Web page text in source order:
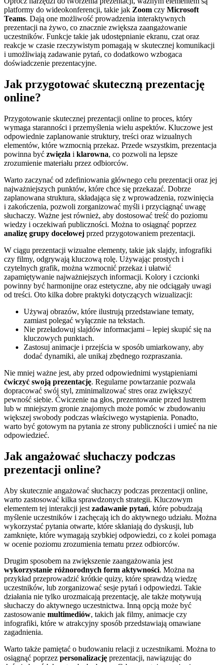
platformy do wideokonferencji, takie jak Zoom czy Microsoft
Teams. Dają one możliwość prowadzenia interaktywnych
prezentacji na żywo, co znacznie zwiększa zaangażowanie
uczestników. Funkcje takie jak udostępnianie ekranu, czat oraz
reakcje w czasie rzeczywistym pomagają w skutecznej komunikacji
i umożliwiają zadawanie pytań, co dodatkowo wzbogaca
doświadczenie prezentacyjne.
Jak przygotować skuteczną prezentację
online?
Przygotowanie skutecznej prezentacji online to proces, który
wymaga staranności i przemyślenia wielu aspektów. Kluczowe jest
odpowiednie zaplanowanie struktury, treści oraz wizualnych
elementów, które wzmocnią przekaz. Przede wszystkim, prezentacja
powinna być zwięzła i klarowna, co pozwoli na lepsze
zrozumienie materiału przez odbiorców.
Warto zaczynać od zdefiniowania głównego celu prezentacji oraz jej
najważniejszych punktów, które chce się przekazać. Dobrze
zaplanowana struktura, składająca się z wprowadzenia, rozwinięcia
i zakończenia, pozwoli zorganizować myśli i przyciągnąć uwagę
słuchaczy. Ważne jest również, aby dostosować treść do poziomu
wiedzy i oczekiwań publiczności. Można to osiągnąć poprzez
analizę grupy docelowej przed przygotowaniem prezentacji.
W ciągu prezentacji wizualne elementy, takie jak slajdy, infografiki
czy filmy, odgrywają kluczową rolę. Używając prostych i
czytelnych grafik, można wzmocnić przekaz i ułatwić
zapamiętywanie najważniejszych informacji. Kolory i czcionki
powinny być harmonijne oraz estetyczne, aby nie odciągały uwagi
od treści. Oto kilka dobre praktyki dotyczących wizualizacji:
Używaj obrazów, które ilustrują przedstawiane tematy,
zamiast polegać wyłącznie na tekstach.
Nie przeładowuj slajdów informacjami – lepiej skupić się na
kluczowych punktach.
Zastosuj animacje i przejścia w sposób umiarkowany, aby
dodać dynamiki, ale unikaj zbędnego rozpraszania.
Nie mniej ważne jest, aby przed odpowiednimi wystąpieniami
ćwiczyć swoją prezentację. Regularne powtarzanie pozwala
dopracować swój styl, zminimalizować stres oraz zwiększyć
pewność siebie. Ćwiczenie na głos, prezentowanie przed lustrem
lub w mniejszym gronie znajomych może pomóc w zbudowaniu
większej swobody podczas właściwego wystąpienia. Ponadto,
warto być gotowym na pytania ze strony publiczności i umieć na nie
odpowiedzieć.
Jak angażować słuchaczy podczas
prezentacji online?
Aby skutecznie angażować słuchaczy podczas prezentacji online,
warto zastosować kilka sprawdzonych strategii. Kluczowym
elementem tej interakcji jest zadawanie pytań, które pobudzają
myślenie uczestników i zachęcają ich do aktywnego udziału. Można
wykorzystać pytania otwarte, które skłaniają do dyskusji, lub
zamknięte, które wymagają szybkiej odpowiedzi, co z kolei pomaga
w ocenie poziomu zrozumienia tematu przez odbiorców.
Drugim sposobem na zwiększenie zaangażowania jest
wykorzystanie różnorodnych form aktywności. Można na
przykład przeprowadzić krótkie quizy, które sprawdzą wiedzę
uczestników, lub zorganizować sesje pytań i odpowiedzi. Takie
działania nie tylko urozmaicają prezentację, ale także motywują
słuchaczy do aktywnego uczestnictwa. Inną opcją może być
zastosowanie multimediów, takich jak filmy, animacje czy
infografiki, które w atrakcyjny sposób przedstawiają omawiane
zagadnienia.
Warto także pamiętać o budowaniu relacji z uczestnikami. Można to
osiągnąć poprzez personalizację prezentacji, nawiązując do